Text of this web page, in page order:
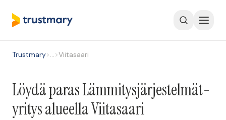
Trustmary>…>Viitasaari
Löydä paras Lämmitysjärjestelmät-
yritys alueella Viitasaari